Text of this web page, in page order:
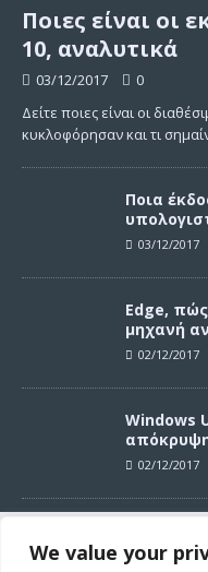
Συνεχίζοντας σε αυτό
We value your
Ποιες είναι οι
10, αναλυτικά
03/12/2017
0
Δείτε ποιες είναι οι
κυκλοφόρησαν και τι
Ποια
03/12/2017
Edge,
μηχανή
02/12/2017
Windows
02/12/2017